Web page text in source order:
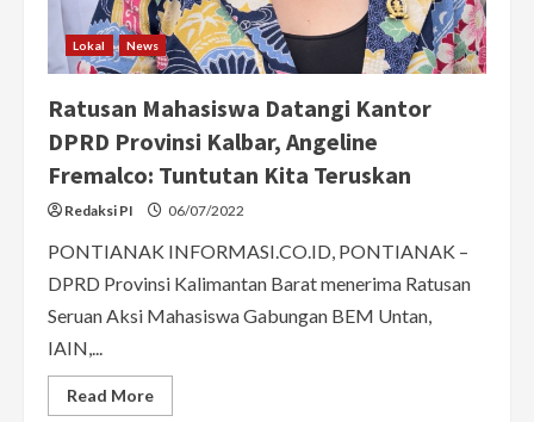
Lokal News
Ratusan Mahasiswa Datangi Kantor
DPRD Provinsi Kalbar, Angeline
Fremalco: Tuntutan Kita Teruskan
Redaksi PI 06/07/2022
PONTIANAK INFORMASI.CO.ID, PONTIANAK –
DPRD Provinsi Kalimantan Barat menerima Ratusan
Seruan Aksi Mahasiswa Gabungan BEM Untan,
IAIN,...
Read MoreRead
more